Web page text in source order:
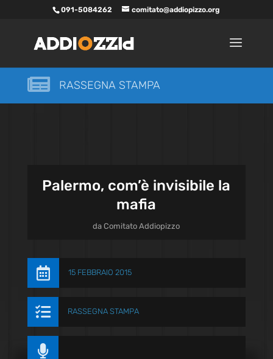
091-5084262 comitato@addiopizzo.org
 RASSEGNA STAMPA
Palermo, com’è invisibile la
mafia
daComitato Addiopizzo
 15 FEBBRAIO 2015
 RASSEGNA STAMPA
